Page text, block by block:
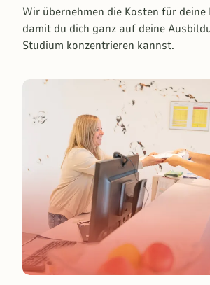
Wir übernehmen die Kosten für
damit du dich ganz auf deine
Studium konzentrieren kannst.